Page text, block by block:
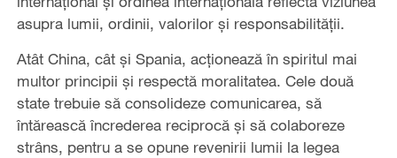
asupra lumii, ordinii, valorilor și responsabilității.
Atât China, cât și Spania, acționează în spiritul mai
multor principii și respectă moralitatea. Cele două
state trebuie să consolideze comunicarea, să
întărească încrederea reciprocă și să colaboreze
strâns, pentru a se opune revenirii lumii la legea